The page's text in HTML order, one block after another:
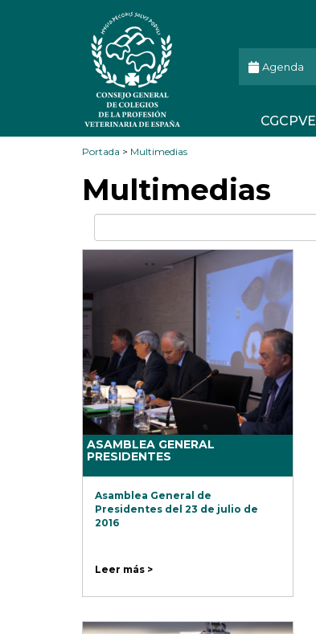
Agenda
CGCPVE
Portada > Multimedias
Multimedias
ASAMBLEA GENERAL
PRESIDENTES
Asamblea General de
Presidentes del 23 de julio de
2016
Leer más >